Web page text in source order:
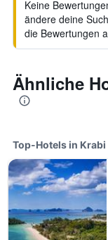
Keine
ändere deine
die Bewertungen
Ähnliche
Top-Hotels in Krabi